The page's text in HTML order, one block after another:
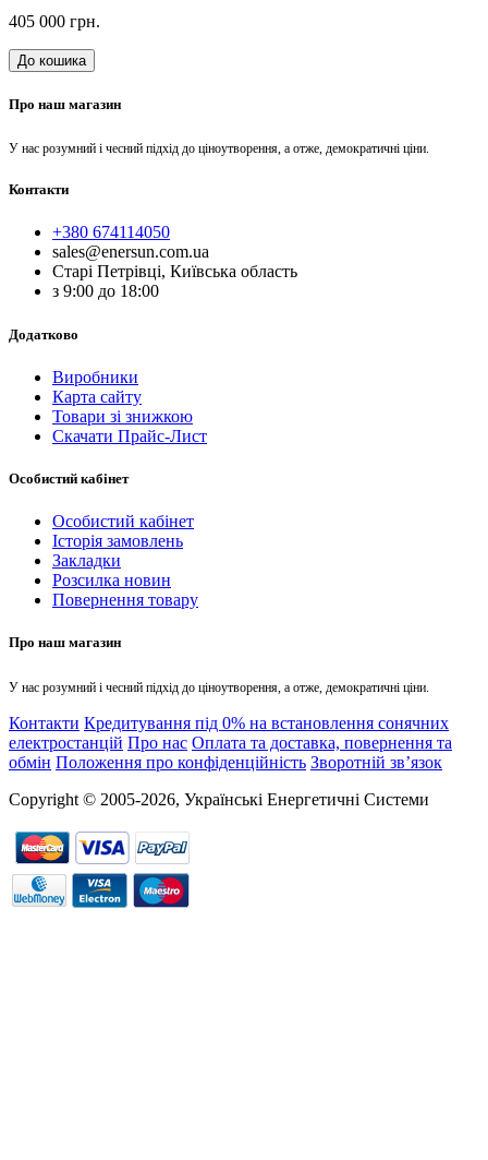
405 000 грн.
До кошика
Про наш магазин
У нас розумний і чесний підхід до ціноутворення, а отже, демократичні ціни.
Контакти
+380 674114050
sales@enersun.com.ua
Старі Петрівці, Київська область
з 9:00 до 18:00
Додатково
Виробники
Карта сайту
Товари зі знижкою
Скачати Прайс-Лист
Особистий кабінет
Особистий кабінет
Історія замовлень
Закладки
Розсилка новин
Повернення товару
Про наш магазин
У нас розумний і чесний підхід до ціноутворення, а отже, демократичні ціни.
Контакти Кредитування під 0% на встановлення сонячних
електростанцій Про нас Оплата та доставка, повернення та
обмін Положення про конфіденційність Зворотній зв’язок
Copyright © 2005-2026, Українські Енергетичні Системи